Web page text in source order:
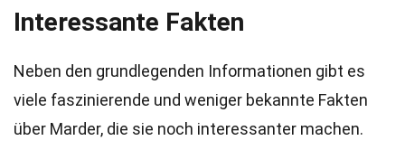
Interessante Fakten
Neben den grundlegenden Informationen gibt es
viele faszinierende und weniger bekannte Fakten
über Marder, die sie noch interessanter machen.